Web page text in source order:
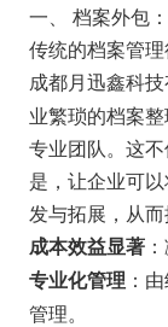
一、 档案外包
传统的档案管
成都月迅鑫科
业繁琐的档案
专业团队。这
是，让企业可
发与拓展，从而
成本效益显著
专业化管理 ：
管理。